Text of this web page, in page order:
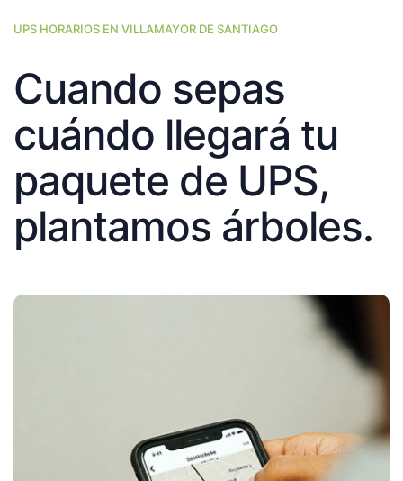
UPS HORARIOS EN VILLAMAYOR DE SANTIAGO
Cuando sepas
cuándo llegará tu
paquete de UPS,
plantamos árboles.